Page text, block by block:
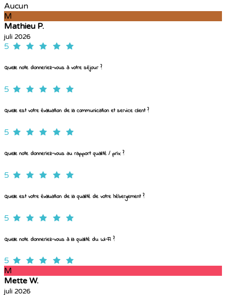
Aucun
M
Mathieu P.
juli 2026
5
Quelle note donneriez-vous à votre séjour ?
5
Quelle est votre évaluation de la communication et service client ?
5
Quelle note donneriez-vous au rapport qualité / prix ?
5
Quelle est votre évaluation de la qualité de votre hébergement ?
5
Quelle note donneriez-vous à la qualité du Wi-Fi ?
5
M
Mette W.
juli 2026